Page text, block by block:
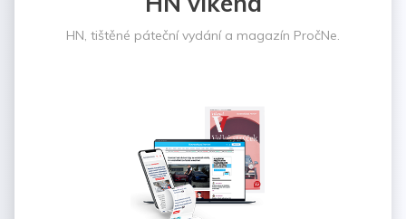
HN, tištěné páteční vydání a magazín PročNe.